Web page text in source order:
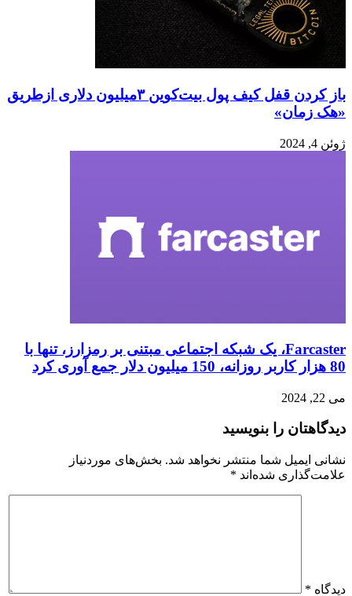
باز کردن قفل کیف پول بیت‌کوین ۳میلیون دلاری ازطریق
«هک زمان»
ژوئن 4, 2024
Farcaster، یک شبکه اجتماعی مبتنی بر رمزارز، تنها با
80 هزار کاربر روزانه، 150 میلیون دلار جمع آوری کرد
می 22, 2024
دیدگاهتان را بنویسید
نشانی ایمیل شما منتشر نخواهد شد. بخش‌های موردنیاز
علامت‌گذاری شده‌اند *
دیدگاه *